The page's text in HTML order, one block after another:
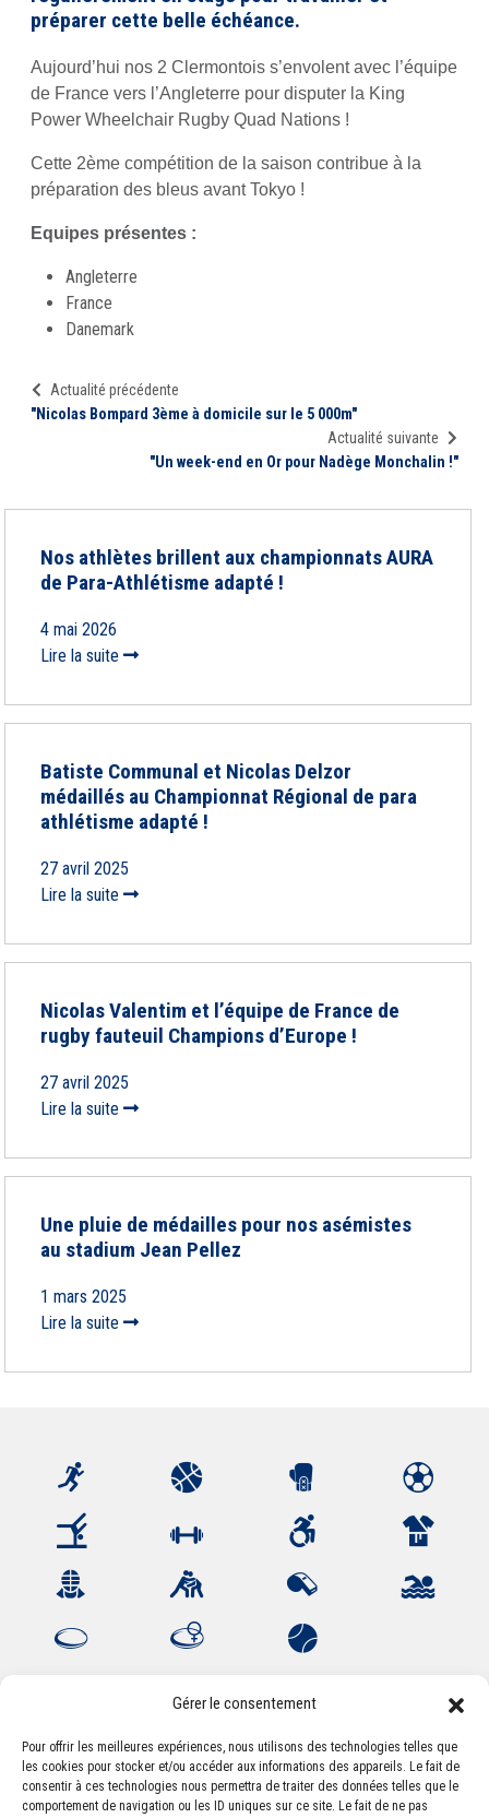
Gérer le consentement
Pour offrir les meilleures expériences, nous utilisons des technologies telles que
les cookies pour stocker et/ou accéder aux informations des appareils. Le fait de
consentir à ces technologies nous permettra de traiter des données telles que le
comportement de navigation ou les ID uniques sur ce site. Le fait de ne pas
préparer cette belle échéance.
Aujourd’hui nos 2 Clermontois s’envolent avec l’équipe
de France vers l’Angleterre pour disputer la King
Power Wheelchair Rugby Quad Nations !
Cette 2ème compétition de la saison contribue à la
préparation des bleus avant Tokyo !
Equipes présentes :
Angleterre
France
Danemark
Actualité précédente
"Nicolas Bompard 3ème à domicile sur le 5 000m"
Actualité suivante
"Un week-end en Or pour Nadège Monchalin !"
Nos athlètes brillent aux championnats AURA
de Para-Athlétisme adapté !
4 mai 2026
Lire la suite
Batiste Communal et Nicolas Delzor
médaillés au Championnat Régional de para
athlétisme adapté !
27 avril 2025
Lire la suite
Nicolas Valentim et l’équipe de France de
rugby fauteuil Champions d’Europe !
27 avril 2025
Lire la suite
Une pluie de médailles pour nos asémistes
au stadium Jean Pellez
1 mars 2025
Lire la suite
Association Sportive Montferrandaise
84, boulevard Léon Jouhaux
CS 80221 - 63021 Clermont-Ferrand Cedex 2